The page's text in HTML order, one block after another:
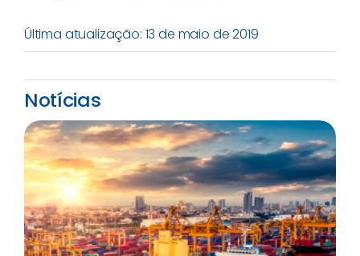
Última atualização: 13 de maio de 2019
Notícias